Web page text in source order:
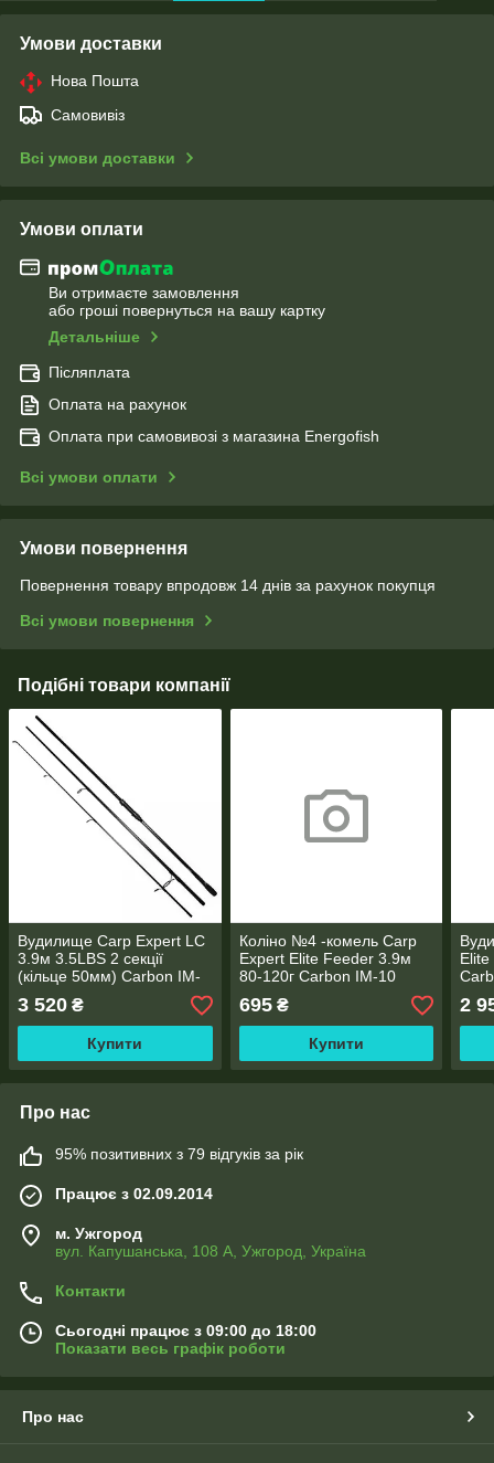
Умови доставки
Нова Пошта
Самовивіз
Всі умови доставки
Умови оплати
Ви отримаєте замовлення
або гроші повернуться на вашу картку
Детальніше
Післяплата
Оплата на рахунок
Оплата при самовивозі з магазина Energofish
Всі умови оплати
Умови повернення
Повернення товару впродовж 14 днів за рахунок покупця
Всі умови повернення
Подібні товари компанії
Вудилище Carp Expert LC
3.9м 3.5LBS 2 секції
(кільце 50мм) Carbon IM-
3 520 ₴
Купити
Коліно №4 -комель Carp
Expert Elite Feeder 3.9м
80-120г Carbon IM-10
695₴
Купити
2
Про нас
95% позитивних з 79 відгуків за рік
Працює з 02.09.2014
м. Ужгород
вул. Капушанська, 108 А, Ужгород, Україна
Контакти
Сьогодні працює з 09:00 до 18:00
Показати весь графік роботи
Про нас